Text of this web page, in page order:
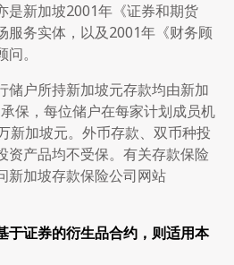
是新加坡2001年《证券和期货
服务实体，以及2001年《财务顾
。
储户所持新加坡元存款均由新加
保，每位储户在每家计划成员机
新加坡元。外币存款、双币种投
资产品均不受保。有关存款保险
新加坡存款保险公司网站
于证券的衍生品合约，则适用本